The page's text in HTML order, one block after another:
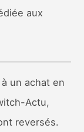
aux
un achat en
Actu,
reversés.